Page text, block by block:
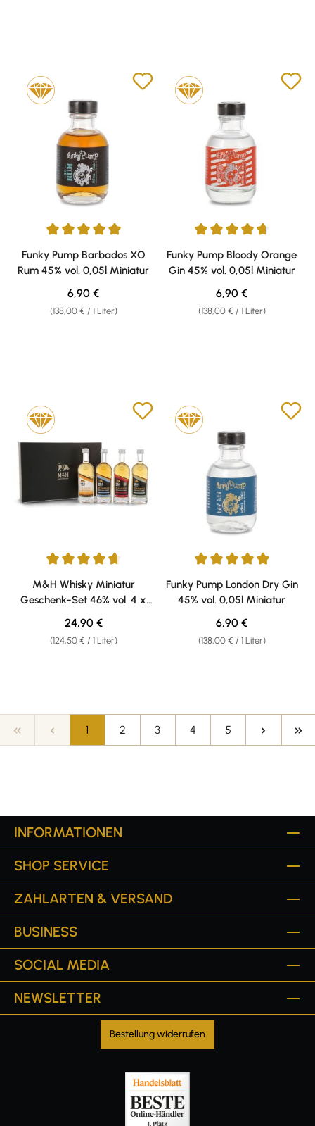
Durchschnittliche Bewertung von 5 von 5 Sternen
Funky Pump Barbados XO
Rum 45% vol. 0,05l Miniatur
(138,00 € / 1 Liter)
Regulärer Preis:
6,90 €
Durchschnittliche Bewertung
Funky Pump Bloody Orange
Gin 45% vol. 0,05l Miniatur
(138,00 € / 1 Liter)
Regulärer Preis:
6,90 €
Durchschnittliche Bewertung von 4.67 von 5 Sternen
M&H Whisky Miniatur
Geschenk-Set 46% vol. 4 x
0,05l
(124,50 € / 1 Liter)
Regulärer Preis:
24,90 €
Durchschnittliche Bewertung
Funky Pump London Dry Gin
45% vol. 0,05l Miniatur
(138,00 € / 1 Liter)
Regulärer Preis:
6,90 €
Seite
1 Seite
2 Seite
3 Seite
4 Seite
5
INFORMATIONEN
SHOP SERVICE
ZAHLARTEN & VERSAND
BUSINESS
SOCIAL MEDIA
NEWSLETTER
Bestellung widerrufen